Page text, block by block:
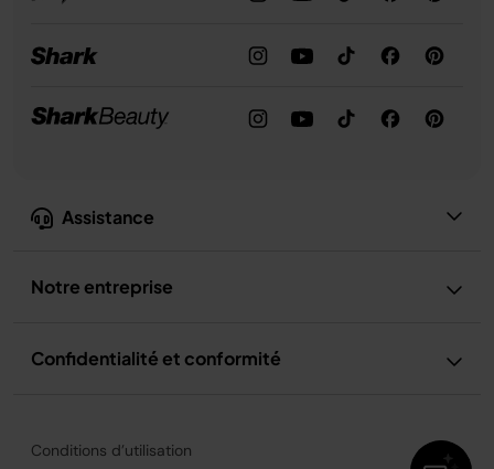
Assistance
Notre entreprise
Confidentialité et conformité
Conditions d’utilisation